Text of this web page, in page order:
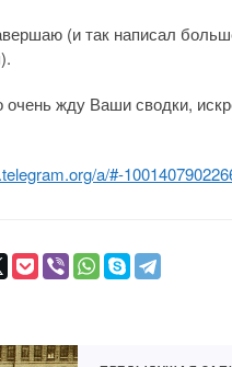
(и так написал
очень жду Ваши сводки,
a/#-